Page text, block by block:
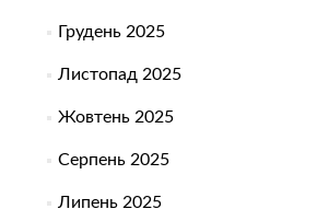
Грудень 2025
Листопад 2025
Жовтень 2025
Серпень 2025
Липень 2025